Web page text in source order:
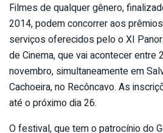
Filmes de qualquer gênero,
2014, podem concorrer aos
serviços oferecidos pelo o XI
de Cinema, que vai acontecer entre
novembro, simultaneamente em
Cachoeira, no Recôncavo. As
até o próximo dia 26.
O festival, que tem o patrocínio do